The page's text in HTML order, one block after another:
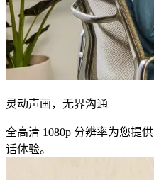
灵动声画，无界沟通
全高清 1080p 分辨率为您提
话体验。